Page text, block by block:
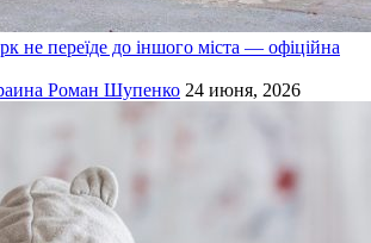
не переїде до іншого міста — офіційна
Роман Шупенко 24 июня, 2026